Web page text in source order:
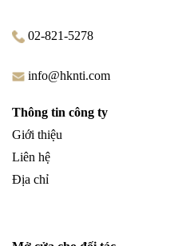
02-821-5278
info@hknti.com
Thông tin công ty
Giới thiệu
Liên hệ
Địa chỉ